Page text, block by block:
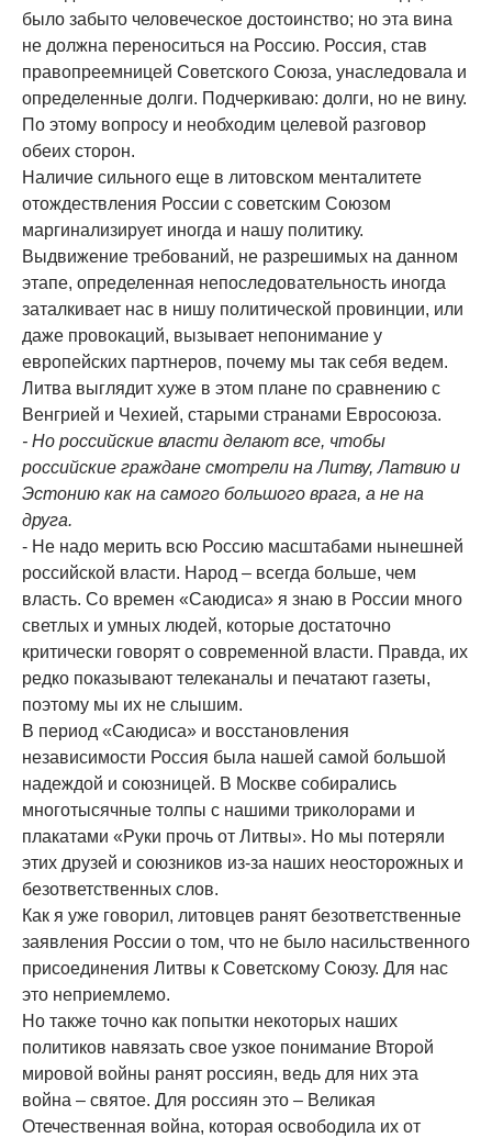
было забыто человеческое достоинство; но эта вина
не должна переноситься на Россию. Россия, став
правопреемницей Советского Союза, унаследовала и
определенные долги. Подчеркиваю: долги, но не вину.
По этому вопросу и необходим целевой разговор
обеих сторон.
Наличие сильного еще в литовском менталитете
отождествления России с советским Союзом
маргинализирует иногда и нашу политику.
Выдвижение требований, не разрешимых на данном
этапе, определенная непоследовательность иногда
заталкивает нас в нишу политической провинции, или
даже провокаций, вызывает непонимание у
европейских партнеров, почему мы так себя ведем.
Литва выглядит хуже в этом плане по сравнению с
Венгрией и Чехией, старыми странами Евросоюза.
- Но российские власти делают все, чтобы
российские граждане смотрели на Литву, Латвию и
Эстонию как на самого большого врага, а не на
друга.
- Не надо мерить всю Россию масштабами нынешней
российской власти. Народ – всегда больше, чем
власть. Со времен «Саюдиса» я знаю в России много
светлых и умных людей, которые достаточно
критически говорят о современной власти. Правда, их
редко показывают телеканалы и печатают газеты,
поэтому мы их не слышим.
В период «Саюдиса» и восстановления
независимости Россия была нашей самой большой
надеждой и союзницей. В Москве собирались
многотысячные толпы с нашими триколорами и
плакатами «Руки прочь от Литвы». Но мы потеряли
этих друзей и союзников из-за наших неосторожных и
безответственных слов.
Как я уже говорил, литовцев ранят безответственные
заявления России о том, что не было насильственного
присоединения Литвы к Советскому Союзу. Для нас
это неприемлемо.
Но также точно как попытки некоторых наших
политиков навязать свое узкое понимание Второй
мировой войны ранят россиян, ведь для них эта
война – святое. Для россиян это – Великая
Отечественная война, которая освободила их от